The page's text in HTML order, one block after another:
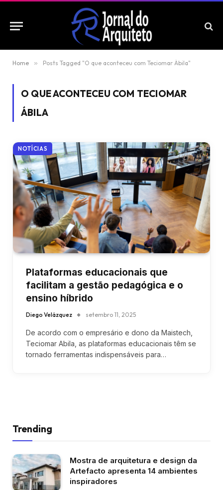
Home » Posts Tagged "O que aconteceu com Teciomar Ábila"
O QUE ACONTECEU COM TECIOMAR
ÁBILA
NOTÍCIAS
Plataformas educacionais que
facilitam a gestão pedagógica e o
ensino híbrido
Diego Velázquez setembro 11, 2025
De acordo com o empresário e dono da Maistech,
Teciomar Abila, as plataformas educacionais têm se
tornado ferramentas indispensáveis para…
Trending
Mostra de arquitetura e design da
Artefacto apresenta 14 ambientes
inspiradores